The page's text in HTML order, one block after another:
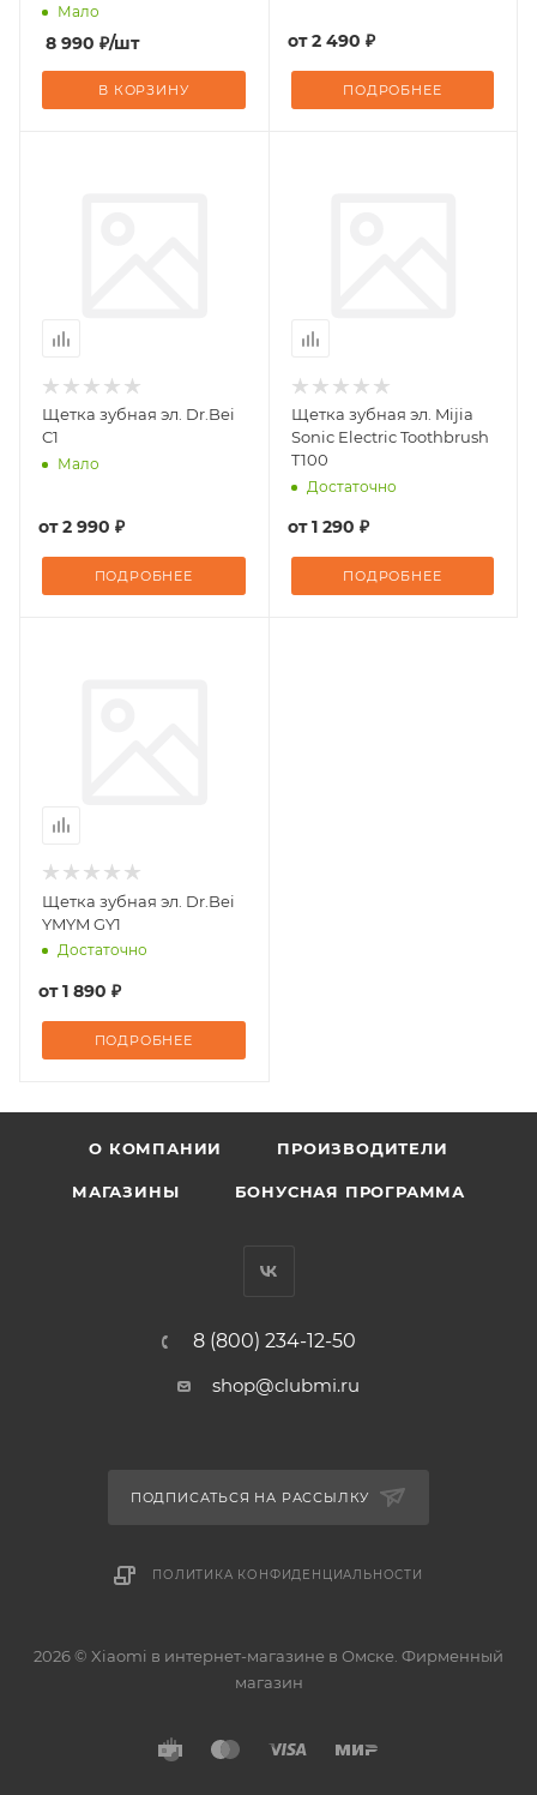
Мало
8 990 ₽/шт
В КОРЗИНУ
от2 490 ₽
ПОДРОБНЕЕ
Щетка зубная эл. Dr.Bei
C1
Мало
от2 990 ₽
ПОДРОБНЕЕ
Щетка зубная эл. Mijia
Sonic Electric Toothbrush
T100
Достаточно
от1 290 ₽
ПОДРОБНЕЕ
Щетка зубная эл. Dr.Bei
YMYM GY1
Достаточно
от1 890 ₽
ПОДРОБНЕЕ
О КОМПАНИИ ПРОИЗВОДИТЕЛИ
МАГАЗИНЫ БОНУСНАЯ ПРОГРАММА
8 (800) 234-12-50
shop@clubmi.ru
ПОДПИСАТЬСЯ НА РАССЫЛКУ
ПОЛИТИКА КОНФИДЕНЦИАЛЬНОСТИ
2026 © Xiaomi в интернет-магазине в Омске. Фирменный
магазин